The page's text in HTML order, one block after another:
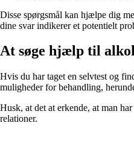
Disse spørgsmål kan hjælpe dig
dine svar indikerer et potentielt
At søge hjælp til
Hvis du har taget en selvtest og
muligheder for behandling,
Husk, at det at erkende, at man
relationer.